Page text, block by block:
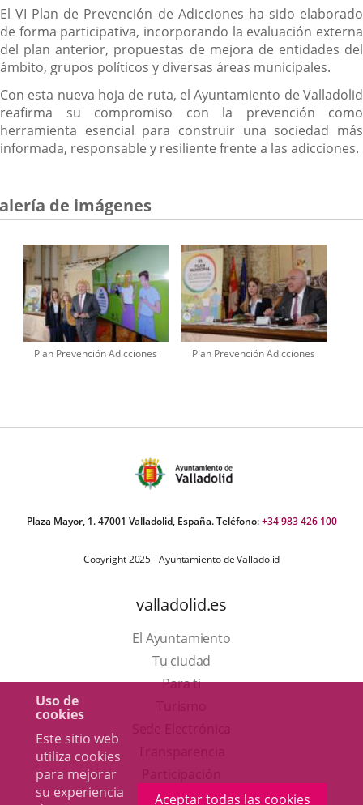
Uso de
cookies
Este sitio web
utiliza cookies
para mejorar
su experiencia
Aceptar todas las cookies
El VI Plan de Prevención de Adicciones ha sido elaborado
de forma participativa, incorporando la evaluación externa
del plan anterior, propuestas de mejora de entidades del
ámbito, grupos políticos y diversas áreas municipales.
Con esta nueva hoja de ruta, el Ayuntamiento de Valladolid
reafirma su compromiso con la prevención como
herramienta esencial para construir una sociedad más
informada, responsable y resiliente frente a las adicciones.
de imágenes
Plan Prevención Adicciones Plan Prevención Adicciones
Plaza Mayor, 1. 47001 Valladolid, España. Teléfono:+34 983 426 100
Copyright 2025 - Ayuntamiento de Valladolid
valladolid.es
El Ayuntamiento
Tu ciudad
Para ti
en aplicación